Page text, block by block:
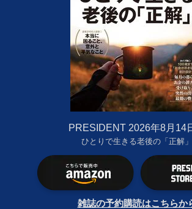
PRESIDENT 2026年8月14
ひとりで生きる老後の「正解」
雑誌の予約購読はこちらか